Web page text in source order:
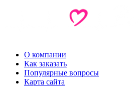
О компании
Как заказать
Популярные вопросы
Карта сайта